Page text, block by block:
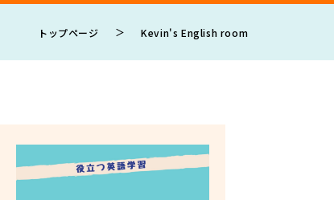
トップページ ＞ Kevin's English room